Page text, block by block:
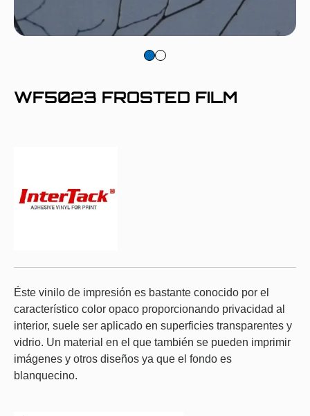
WF5023 FROSTED FILM
Éste vinilo de impresión es bastante conocido por el
característico color opaco proporcionando privacidad al
interior, suele ser aplicado en superficies transparentes y
vidrio. Un material en el que también se pueden imprimir
imágenes y otros diseños ya que el fondo es
blanquecino.